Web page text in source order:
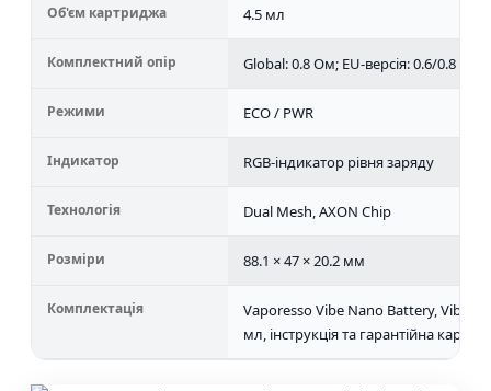
Об'єм картриджа 4.5 мл
Комплектний опір Global: 0.8 Ом; EU-версія: 0.6/0.8 Ом
Режими ECO / PWR
Індикатор RGB-індикатор рівня заряду
Технологія Dual Mesh, AXON Chip
Розміри 88.1 × 47 × 20.2 мм
Комплектація
Vaporesso Vibe Nano Battery, Vibe
мл, інструкція та гарантійна картка